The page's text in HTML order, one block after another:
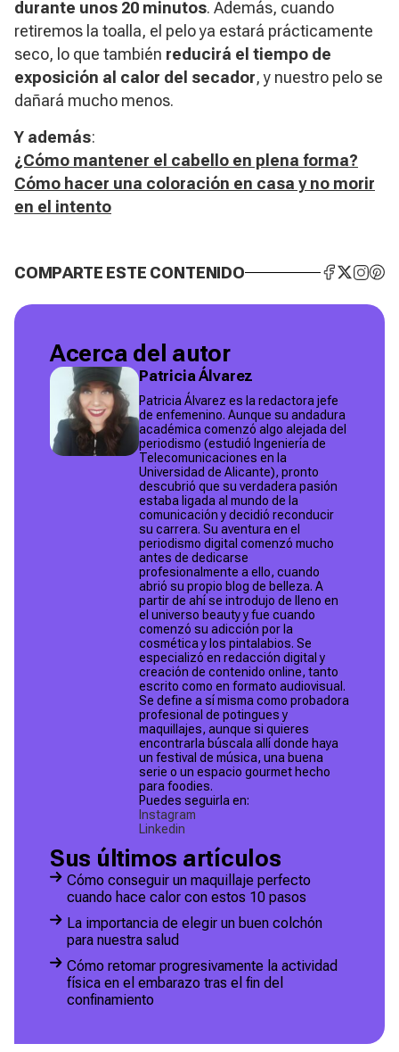
durante unos 20 minutos. Además, cuando
retiremos la toalla, el pelo ya estará prácticamente
seco, lo que también reducirá el tiempo de
exposición al calor del secador, y nuestro pelo se
dañará mucho menos.
Y además:
¿Cómo mantener el cabello en plena forma?
Cómo hacer una coloración en casa y no morir
en el intento
COMPARTE ESTE CONTENIDO
Acerca del autor
Patricia Álvarez
Patricia Álvarez es la redactora jefe
de enfemenino. Aunque su andadura
académica comenzó algo alejada del
periodismo (estudió Ingeniería de
Telecomunicaciones en la
Universidad de Alicante), pronto
descubrió que su verdadera pasión
estaba ligada al mundo de la
comunicación y decidió reconducir
su carrera. Su aventura en el
periodismo digital comenzó mucho
antes de dedicarse
profesionalmente a ello, cuando
abrió su propio blog de belleza. A
partir de ahí se introdujo de lleno en
el universo beauty y fue cuando
comenzó su adicción por la
cosmética y los pintalabios. Se
especializó en redacción digital y
creación de contenido online, tanto
escrito como en formato audiovisual.
Se define a sí misma como probadora
profesional de potingues y
maquillajes, aunque si quieres
encontrarla búscala allí donde haya
un festival de música, una buena
serie o un espacio gourmet hecho
para foodies.
Puedes seguirla en:
Instagram
Linkedin
Sus últimos artículos
Cómo conseguir un maquillaje perfecto
cuando hace calor con estos 10 pasos
La importancia de elegir un buen colchón
para nuestra salud
Cómo retomar progresivamente la actividad
física en el embarazo tras el fin del
confinamiento